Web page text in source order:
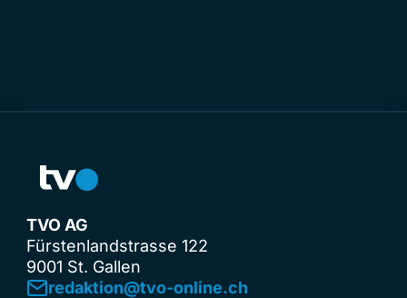
TVO AG
Fürstenlandstrasse 122
9001 St. Gallen
redaktion@tvo-online.ch